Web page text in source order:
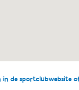
de sportclubwebsite